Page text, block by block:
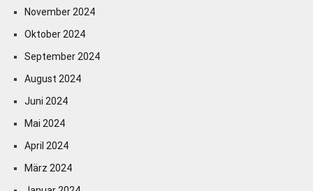
November 2024
Oktober 2024
September 2024
August 2024
Juni 2024
Mai 2024
April 2024
März 2024